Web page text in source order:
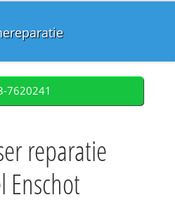
7620241
reparatie
Enschot